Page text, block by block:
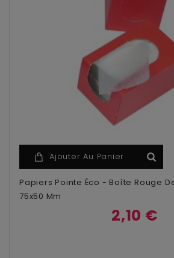
Ajouter Au Panier
Papiers Pointe Éco - Boîte Rouge
75x50 Mm
2,10 €